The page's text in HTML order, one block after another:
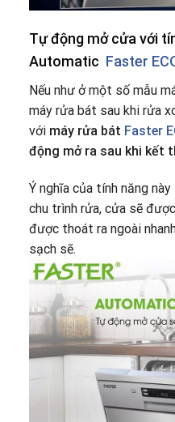
Tự động mở cửa với
Automatic Faster
Nếu như ở một số mẫu
máy rửa bát sau khi rửa
với máy rửa bát Faster
động mở ra sau khi kết
Ý nghĩa của tính năng
chu trình rửa, cửa sẽ
được thoát ra ngoài
sạch sẽ.